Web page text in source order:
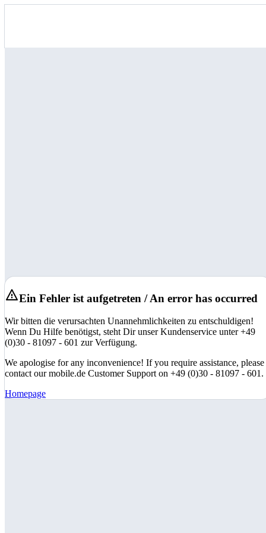
Ein Fehler ist aufgetreten / An error has occurred
Wir bitten die verursachten Unannehmlichkeiten zu entschuldigen!
Wenn Du Hilfe benötigst, steht Dir unser Kundenservice unter +49
(0)30 - 81097 - 601 zur Verfügung.
We apologise for any inconvenience! If you require assistance, please
contact our mobile.de Customer Support on +49 (0)30 - 81097 - 601.
Homepage